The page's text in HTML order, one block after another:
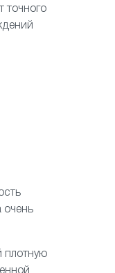
точного
очень
плотную